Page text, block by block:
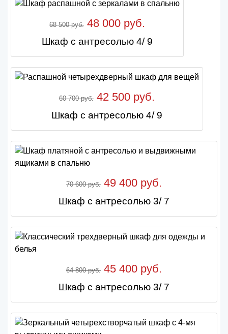
68 500 руб. 48 000 руб.
Шкаф с антресолью 4/ 9
60 700 руб. 42 500 руб.
Шкаф с антресолью 4/ 9
70 600 руб. 49 400 руб.
Шкаф с антресолью 3/ 7
64 800 руб. 45 400 руб.
Шкаф с антресолью 3/ 7